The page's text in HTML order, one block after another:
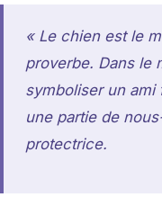
« Le chien est le
proverbe. Dans le
symboliser un
une partie de
protectrice.